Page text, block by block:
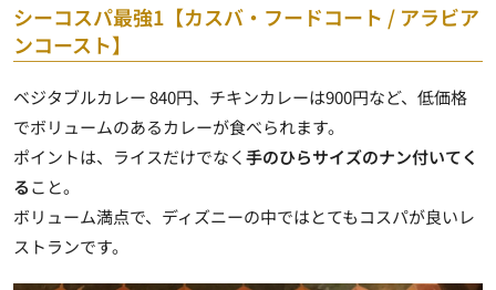
シーコスパ最強1【カスバ・フードコート / アラビア
ンコースト】
ベジタブルカレー 840円、チキンカレーは900円など、低価格
でボリュームのあるカレーが食べられます。
ポイントは、ライスだけでなく手のひらサイズのナン付いてく
ること。
ボリューム満点で、ディズニーの中ではとてもコスパが良いレ
ストランです。